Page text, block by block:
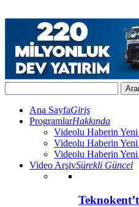
Ana SayfaGiriş
ProgramlarHakkında
Videolu Haberin
Videolu Haberin
Videolu Haberin
Video ArşivSürekli Güncel